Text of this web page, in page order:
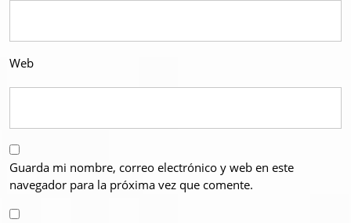
Web
Guarda mi nombre, correo electrónico y web en este
navegador para la próxima vez que comente.